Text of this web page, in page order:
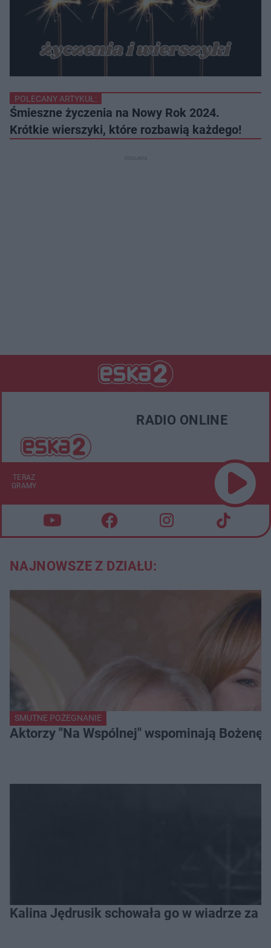
POLECANY ARTYKUŁ:
Śmieszne życzenia na Nowy Rok 2024.
Krótkie wierszyki, które rozbawią każdego!
RADIO ONLINE
TERAZ
GRAMY
NAJNOWSZE Z DZIAŁU:
SMUTNE POŻEGNANIE
Aktorzy "Na Wspólnej" wspominają Bożenę
Kalina Jędrusik schowała go w wiadrze za